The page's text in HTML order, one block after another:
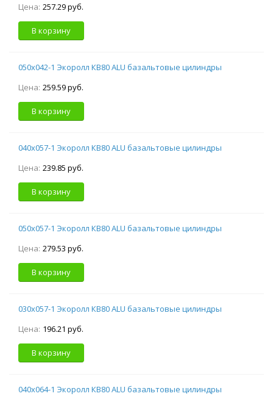
Цена: 257.29 руб.
В корзину
050х042-1 Экоролл КВ80 ALU базальтовые цилиндры
Цена: 259.59 руб.
В корзину
040х057-1 Экоролл КВ80 ALU базальтовые цилиндры
Цена: 239.85 руб.
В корзину
050х057-1 Экоролл КВ80 ALU базальтовые цилиндры
Цена: 279.53 руб.
В корзину
030х057-1 Экоролл КВ80 ALU базальтовые цилиндры
Цена: 196.21 руб.
В корзину
040х064-1 Экоролл КВ80 ALU базальтовые цилиндры